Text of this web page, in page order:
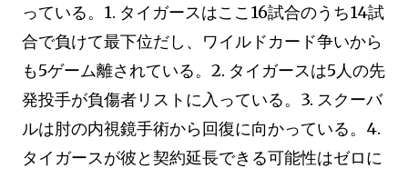
っている。1. タイガースはここ16試合のうち14試
合で負けて最下位だし、ワイルドカード争いから
も5ゲーム離されている。2. タイガースは5人の先
発投手が負傷者リストに入っている。3. スクーバ
ルは肘の内視鏡手術から回復に向かっている。4.
タイガースが彼と契約延長できる可能性はゼロに